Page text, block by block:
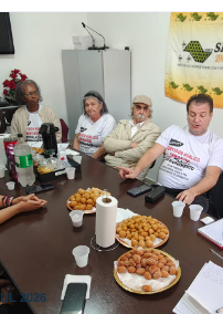
2026